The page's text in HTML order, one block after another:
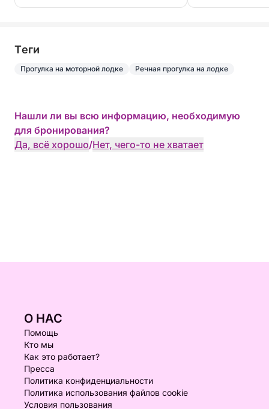
Tеги
Прогулка на моторной лодке Речная прогулка на лодке
Нашли ли вы всю информацию, необходимую
для бронирования?
Да, всё хорошо/Нет, чего-то не хватает
О НАС
Помощь
Кто мы
Как это работает?
Пресса
Политика конфиденциальности
Политика использования файлов cookie
Условия пользования